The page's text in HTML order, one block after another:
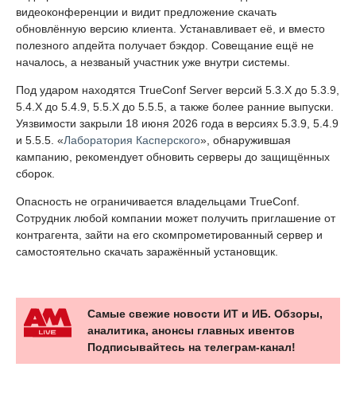
видеоконференции и видит предложение скачать
обновлённую версию клиента. Устанавливает её, и вместо
полезного апдейта получает бэкдор. Совещание ещё не
началось, а незваный участник уже внутри системы.
Под ударом находятся TrueConf Server версий 5.3.X до 5.3.9,
5.4.X до 5.4.9, 5.5.X до 5.5.5, а также более ранние выпуски.
Уязвимости закрыли 18 июня 2026 года в версиях 5.3.9, 5.4.9
и 5.5.5. «Лаборатория Касперского», обнаружившая
кампанию, рекомендует обновить серверы до защищённых
сборок.
Опасность не ограничивается владельцами TrueConf.
Сотрудник любой компании может получить приглашение от
контрагента, зайти на его скомпрометированный сервер и
самостоятельно скачать заражённый установщик.
Самые свежие новости ИТ и ИБ. Обзоры,
аналитика, анонсы главных ивентов
Подписывайтесь на телеграм-канал!